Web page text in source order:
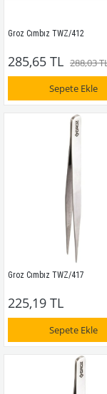
Groz Cımbız TWZ/412
285,65 TL 288,03
Sepete Ekle
Groz Cımbız TWZ/417
225,19 TL
Sepete Ekle